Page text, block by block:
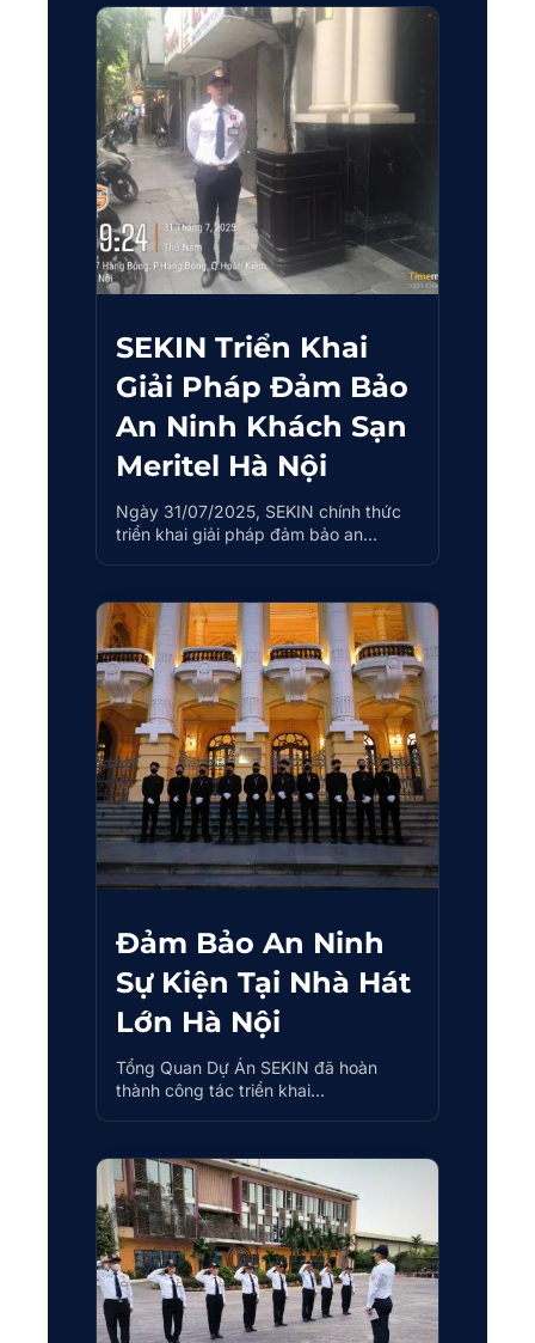
SEKIN Triển Khai
Giải Pháp Đảm Bảo
An Ninh Khách Sạn
Meritel Hà Nội
Ngày 31/07/2025, SEKIN chính thức
triển khai giải pháp đảm bảo an…
Đảm Bảo An Ninh
Sự Kiện Tại Nhà Hát
Lớn Hà Nội
Tổng Quan Dự Án SEKIN đã hoàn
thành công tác triển khai…